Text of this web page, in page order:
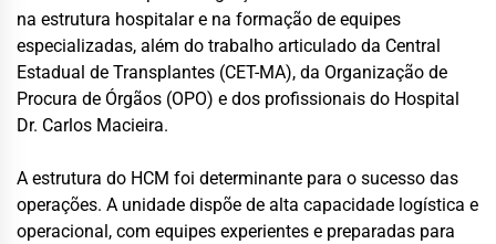
na estrutura hospitalar e na formação de equipes
especializadas, além do trabalho articulado da Central
Estadual de Transplantes (CET-MA), da Organização de
Procura de Órgãos (OPO) e dos profissionais do Hospital
Dr. Carlos Macieira.
A estrutura do HCM foi determinante para o sucesso das
operações. A unidade dispõe de alta capacidade logística e
operacional, com equipes experientes e preparadas para